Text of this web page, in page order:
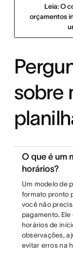
Leia: O
orçamentos
sobre
O que é um
horários?
Um modelo de
formato pronto
você não
pagamento.
horários de
observações,
evitar erros na